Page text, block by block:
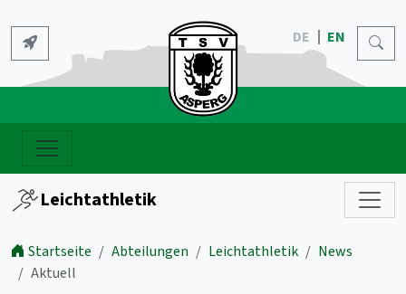
DE EN
Leichtathletik
Startseite Abteilungen Leichtathletik
News
Aktuell